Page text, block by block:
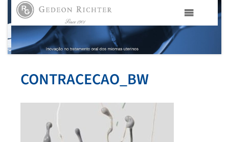
HOME
ÁREAS TERAPÊUTICAS
CONTRACECAO_BW